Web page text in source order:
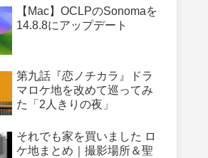
【Mac】OCLPのSonomaを
14.8.8にアップデート
第九話『恋ノチカラ』ドラ
マロケ地を改めて巡ってみ
た「2人きりの夜」
それでも家を買いました ロ
ケ地まとめ｜撮影場所＆聖